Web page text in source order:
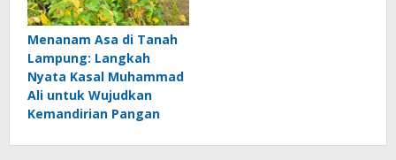
Menanam Asa di Tanah
Lampung: Langkah
Nyata Kasal Muhammad
Ali untuk Wujudkan
Kemandirian Pangan